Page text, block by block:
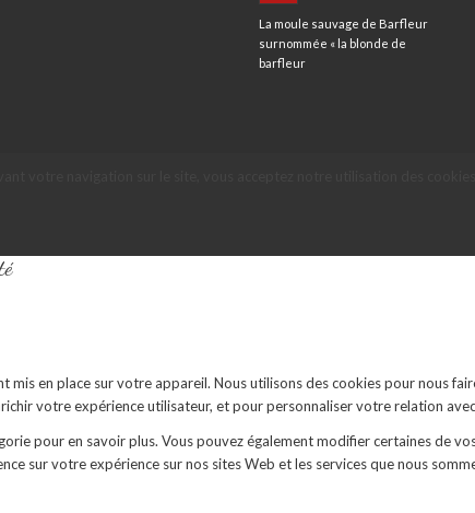
La moule sauvage de Barfleur
surnommée « la blonde de
barfleur
mis en place sur votre appareil. Nous utilisons des cookies pour nous
votre expérience utilisateur, et pour personnaliser votre relation
pour en savoir plus. Vous pouvez également modifier certaines de
sur votre expérience sur nos sites Web et les services que nous